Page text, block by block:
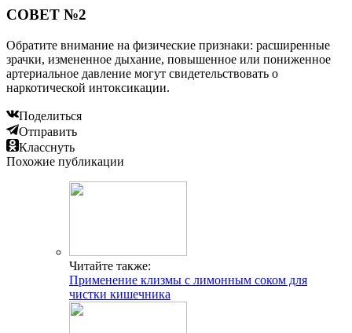
СОВЕТ №2
Обратите внимание на физические признаки: расширенные
зрачки, измененное дыхание, повышенное или пониженное
артериальное давление могут свидетельствовать о
наркотической интоксикации.
Поделиться
Отправить
Класснуть
Похожие публикации
Читайте также:
Применение клизмы с лимонным соком для
чистки кишечника